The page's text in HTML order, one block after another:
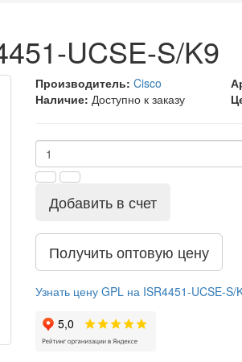
UCSE-S/K9
Производитель: Cisco
Наличие: Доступно к заказу
Добавить в счет
Получить оптовую цену
Узнать цену GPL на ISR4451-UCSE-S/